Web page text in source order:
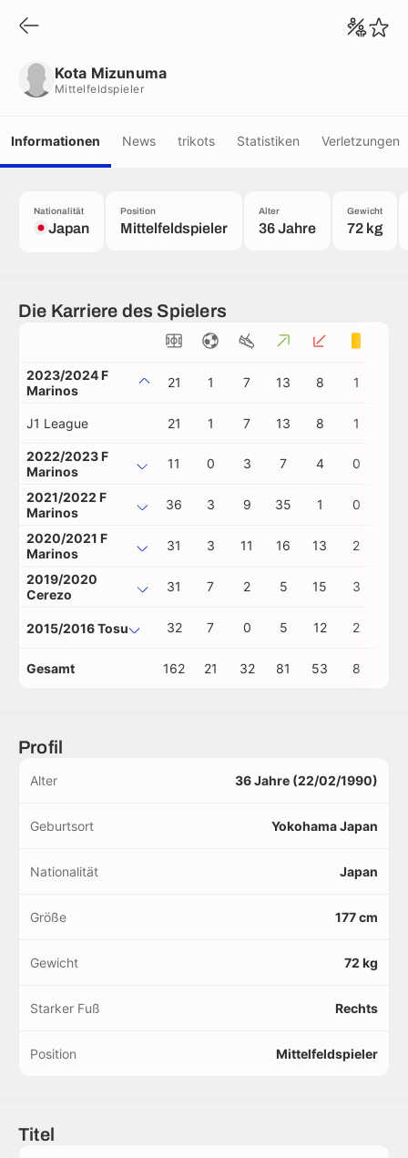
Kota Mizunuma
Mittelfeldspieler
Informationen News trikots Statistiken Verletzungen
Nationalität
Japan
Position
Mittelfeldspieler
Alter
36 Jahre
Gewicht
72 kg
Die Karriere des Spielers
2023/2024 F
Marinos
21 1 7 13 8 1
J1 League 21 1 7 13 8 1
2022/2023 F
Marinos
11 0 3 7 4 0
2021/2022 F
Marinos
36 3 9 35 1 0
2020/2021 F
Marinos
31 3 11 16 13 2
2019/2020
Cerezo
31 7 2 5 15 3
2015/2016 Tosu 32 7 0 5 12 2
Gesamt 162 21 32 81 53 8
Profil
Alter 36 Jahre (22/02/1990)
Geburtsort Yokohama Japan
Nationalität Japan
Größe 177 cm
Gewicht 72 kg
Starker Fuß Rechts
Position Mittelfeldspieler
Titel